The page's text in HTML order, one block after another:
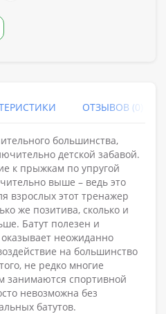
ОТЗЫВОВ (0)
большинства,
детской забавой.
к прыжкам по упругой
выше – ведь это
взрослых этот тренажер
же позитива, сколько и
Батут полезен и
неожиданно
на большинство
не редко многие
занимаются спортивной
невозможна без
батутов.